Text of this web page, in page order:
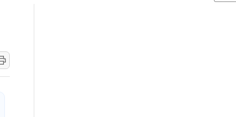
클라우드 보안인증 획득
영업익 2.2조 증발...하반기 '환율 역풍' 우려
상반기부터 본격화
의혹' 축구협회 압수수색
세대 AI 메모리 기술력 과시
에 고단열 인테리어 관심 급증"